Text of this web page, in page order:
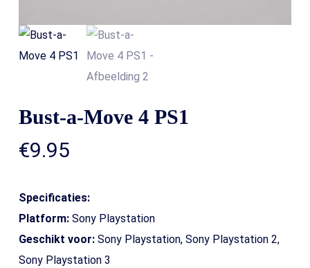
Bust-a-Move 4 PS1
€9.95
Specificaties:
Platform:Sony Playstation
Geschikt voor:Sony Playstation, Sony Playstation 2,
Sony Playstation 3